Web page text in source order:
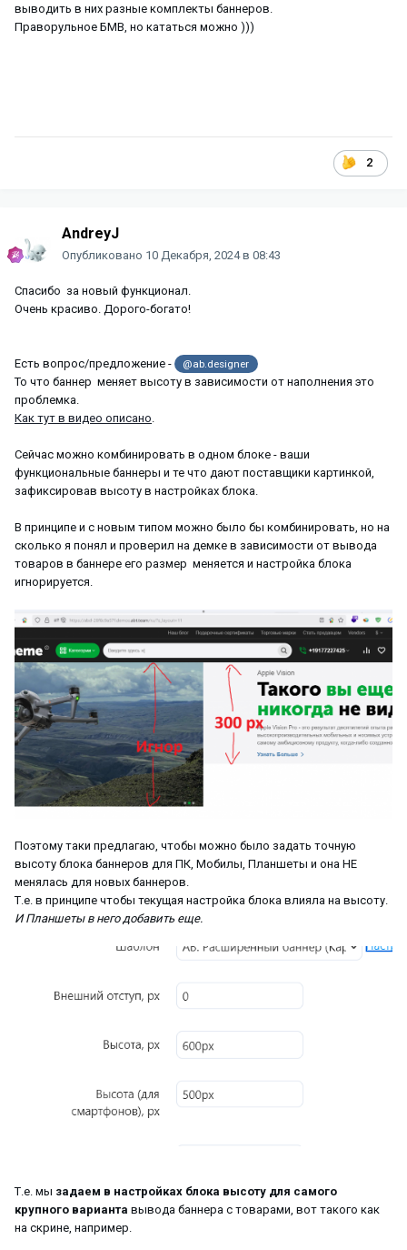
выводить в них разные комплекты баннеров.
Праворульное БМВ, но кататься можно )))
2
AndreyJ
Опубликовано 10 Декабря, 2024 в 08:43
Спасибо за новый функционал.
Очень красиво. Дорого-богато!
Есть вопрос/предложение - @ab.designer
То что баннер меняет высоту в зависимости от наполнения это
проблемка.
Как тут в видео описано.
Сейчас можно комбинировать в одном блоке - ваши
функциональные баннеры и те что дают поставщики картинкой,
зафиксировав высоту в настройках блока.
В принципе и с новым типом можно было бы комбинировать, но на
сколько я понял и проверил на демке в зависимости от вывода
товаров в баннере его размер меняется и настройка блока
игнорируется.
Поэтому таки предлагаю, чтобы можно было задать точную
высоту блока баннеров для ПК, Мобилы, Планшеты и она НЕ
менялась для новых баннеров.
Т.е. в принципе чтобы текущая настройка блока влияла на высоту.
И Планшеты в него добавить еще.
Т.е. мы задаем в настройках блока высоту для самого
крупного варианта вывода баннера с товарами, вот такого как
на скрине, например.